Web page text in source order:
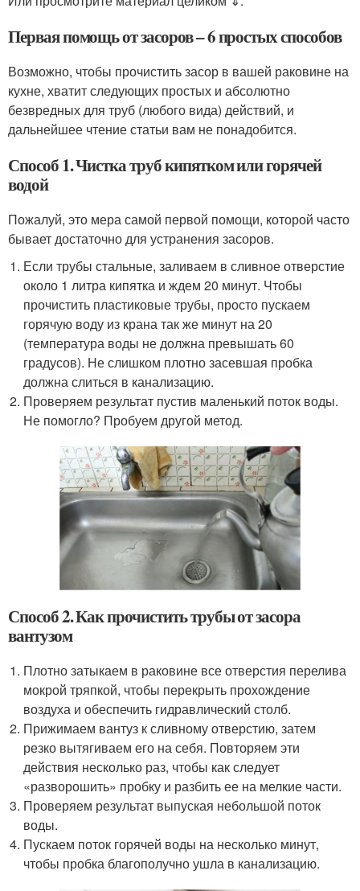
Первая помощь от засоров – 6 простых способов
Возможно, чтобы прочистить засор в вашей раковине на
кухне, хватит следующих простых и абсолютно
безвредных для труб (любого вида) действий, и
дальнейшее чтение статьи вам не понадобится.
Способ 1. Чистка труб кипятком или горячей
водой
Пожалуй, это мера самой первой помощи, которой часто
бывает достаточно для устранения засоров.
Если трубы стальные, заливаем в сливное отверстие
около 1 литра кипятка и ждем 20 минут. Чтобы
прочистить пластиковые трубы, просто пускаем
горячую воду из крана так же минут на 20
(температура воды не должна превышать 60
градусов). Не слишком плотно засевшая пробка
должна слиться в канализацию.
Проверяем результат пустив маленький поток воды.
Не помогло? Пробуем другой метод.
Способ 2. Как прочистить трубы от засора
вантузом
Плотно затыкаем в раковине все отверстия перелива
мокрой тряпкой, чтобы перекрыть прохождение
воздуха и обеспечить гидравлический столб.
Прижимаем вантуз к сливному отверстию, затем
резко вытягиваем его на себя. Повторяем эти
действия несколько раз, чтобы как следует
«разворошить» пробку и разбить ее на мелкие части.
Проверяем результат выпуская небольшой поток
воды.
Пускаем поток горячей воды на несколько минут,
чтобы пробка благополучно ушла в канализацию.